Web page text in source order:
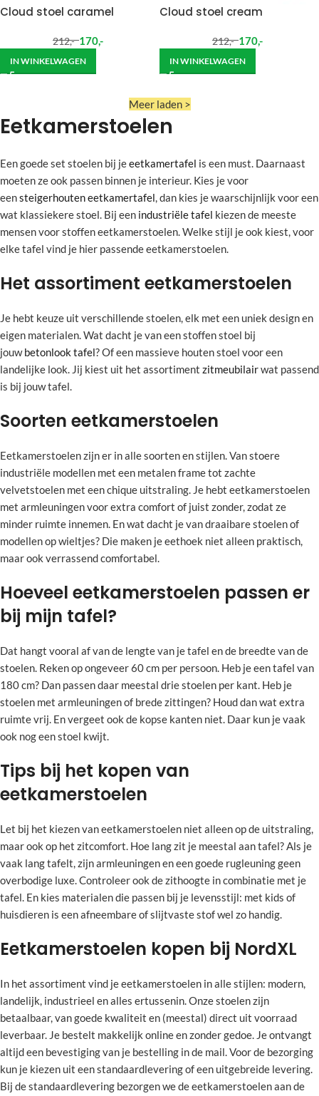
Cloud stoel caramel
212,- 170,-
IN WINKELWAGEN
Cloud stoel cream
212,- 170,-
IN WINKELWAGEN
Meer laden >
Eetkamerstoelen
Een goede set stoelen bij jeeetkamertafel is een must. Daarnaast
moeten ze ook passen binnen je interieur. Kies je voor
eensteigerhouten eetkamertafel, dan kies je waarschijnlijk voor een
wat klassiekere stoel. Bij een industriële tafel kiezen de meeste
mensen voor stoffen eetkamerstoelen. Welke stijl je ook kiest, voor
elke tafel vind je hier passende eetkamerstoelen.
Het assortiment eetkamerstoelen
Je hebt keuze uit verschillende stoelen, elk met een uniek design en
eigen materialen. Wat dacht je van een stoffen stoel bij
jouwbetonlook tafel? Of een massieve houten stoel voor een
landelijke look. Jij kiest uit het assortiment zitmeubilairwat passend
is bij jouw tafel.
Soorten eetkamerstoelen
Eetkamerstoelen zijn er in alle soorten en stijlen. Van stoere
industriële modellen met een metalen frame tot zachte
velvetstoelen met een chique uitstraling. Je hebt eetkamerstoelen
met armleuningen voor extra comfort of juist zonder, zodat ze
minder ruimte innemen. En wat dacht je van draaibare stoelen of
modellen op wieltjes? Die maken je eethoek niet alleen praktisch,
maar ook verrassend comfortabel.
Hoeveel eetkamerstoelen passen er
bij mijn tafel?
Dat hangt vooral af van de lengte van je tafel en de breedte van de
stoelen. Reken op ongeveer 60 cm per persoon. Heb je een tafel van
180 cm? Dan passen daar meestal drie stoelen per kant. Heb je
stoelen met armleuningen of brede zittingen? Houd dan wat extra
ruimte vrij. En vergeet ook de kopse kanten niet. Daar kun je vaak
ook nog een stoel kwijt.
Tips bij het kopen van
eetkamerstoelen
Let bij het kiezen van eetkamerstoelen niet alleen op de uitstraling,
maar ook op het zitcomfort. Hoe lang zit je meestal aan tafel? Als je
vaak lang tafelt, zijn armleuningen en een goede rugleuning geen
overbodige luxe. Controleer ook de zithoogte in combinatie met je
tafel. En kies materialen die passen bij je levensstijl: met kids of
huisdieren is een afneembare of slijtvaste stof wel zo handig.
Eetkamerstoelen kopen bij NordXL
In het assortiment vind je eetkamerstoelen in alle stijlen: modern,
landelijk, industrieel en alles ertussenin. Onze stoelen zijn
betaalbaar, van goede kwaliteit en (meestal) direct uit voorraad
leverbaar. Je bestelt makkelijk online en zonder gedoe. Je ontvangt
altijd een bevestiging van je bestelling in de mail. Voor de bezorging
kun je kiezen uit een standaardlevering of een uitgebreide levering.
Bij de standaardlevering bezorgen we de eetkamerstoelen aan de